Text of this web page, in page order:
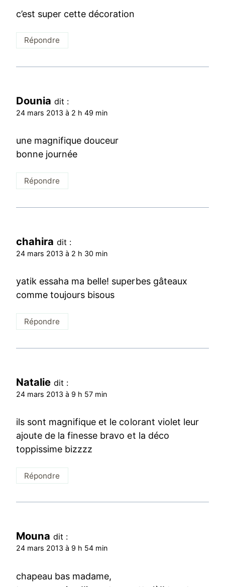
c’est super cette décoration
Répondre
Dounia dit :
24 mars 2013 à 2 h 49 min
une magnifique douceur
bonne journée
Répondre
chahira dit :
24 mars 2013 à 2 h 30 min
yatik essaha ma belle! superbes gâteaux
comme toujours bisous
Répondre
Natalie dit :
24 mars 2013 à 9 h 57 min
ils sont magnifique et le colorant violet leur
ajoute de la finesse bravo et la déco
toppissime bizzzz
Répondre
Mouna dit :
24 mars 2013 à 9 h 54 min
chapeau bas madame,